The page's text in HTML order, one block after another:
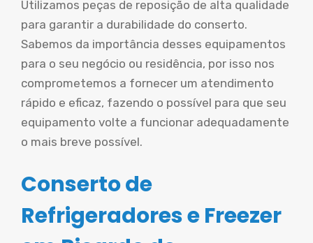
Utilizamos peças de reposição de alta qualidade
para garantir a durabilidade do conserto.
Sabemos da importância desses equipamentos
para o seu negócio ou residência, por isso nos
comprometemos a fornecer um atendimento
rápido e eficaz, fazendo o possível para que seu
equipamento volte a funcionar adequadamente
o mais breve possível.
Conserto de
Refrigeradores e Freezer